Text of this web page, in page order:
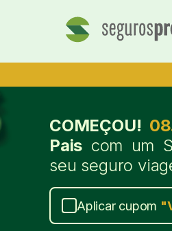
COMEÇOU!
Pais com um
seu seguro
Aplicar cupom "